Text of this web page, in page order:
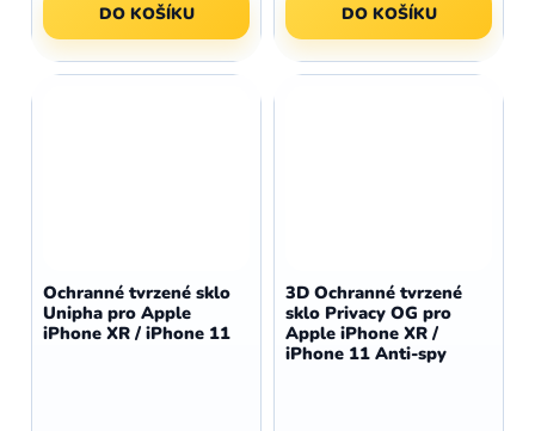
DO KOŠÍKU DO KOŠÍKU
Ochranné tvrzené sklo
Unipha pro Apple
iPhone XR / iPhone 11
3D Ochranné tvrzené
sklo Privacy OG pro
Apple iPhone XR /
iPhone 11 Anti-spy